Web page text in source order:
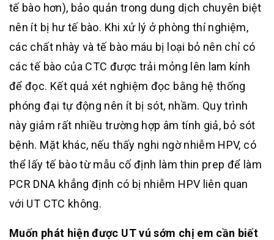
tế bào hơn), bảo quản trong dung dịch chuyên biệt
nên ít bị hư tế bào. Khi xử lý ở phòng thí nghiệm,
các chất nhày và tế bào máu bị loại bỏ nên chỉ có
các tế bào của CTC được trải mỏng lên lam kính
để đọc. Kết quả xét nghiệm đọc bằng hệ thống
phóng đại tự động nên ít bị sót, nhầm. Quy trình
này giảm rất nhiều trường hợp âm tính giả, bỏ sót
bệnh. Mặt khác, nếu thấy nghi ngờ nhiễm HPV, có
thể lấy tế bào từ mẫu cố định làm thin prep để làm
PCR DNA khẳng định có bị nhiễm HPV liên quan
với UT CTC không.
Muốn phát hiện được UT vú sớm chị em cần biết